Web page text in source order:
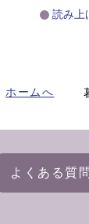
読み上
ホームへ
よくある質問